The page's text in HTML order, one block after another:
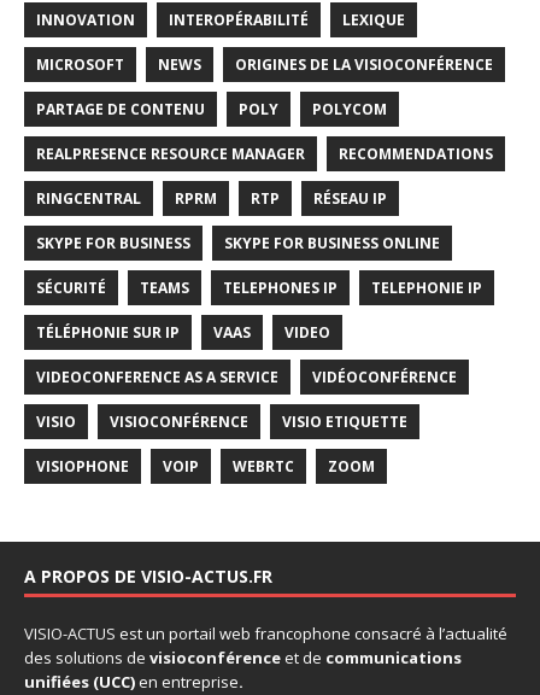
INNOVATION INTEROPÉRABILITÉ LEXIQUE
MICROSOFT NEWS ORIGINES DE LA VISIOCONFÉRENCE
PARTAGE DE CONTENU POLY POLYCOM
REALPRESENCE RESOURCE MANAGER RECOMMENDATIONS
RINGCENTRAL RPRM RTP RÉSEAU IP
SKYPE FOR BUSINESS SKYPE FOR BUSINESS ONLINE
SÉCURITÉ TEAMS TELEPHONES IP TELEPHONIE IP
TÉLÉPHONIE SUR IP VAAS VIDEO
VIDEOCONFERENCE AS A SERVICE VIDÉOCONFÉRENCE
VISIO VISIOCONFÉRENCE VISIO ETIQUETTE
VISIOPHONE VOIP WEBRTC ZOOM
A PROPOS DE VISIO-ACTUS.FR
VISIO-ACTUS est un portail web francophone consacré à l’actualité
des solutions de visioconférenceet de communications
unifiées (UCC)en entreprise.